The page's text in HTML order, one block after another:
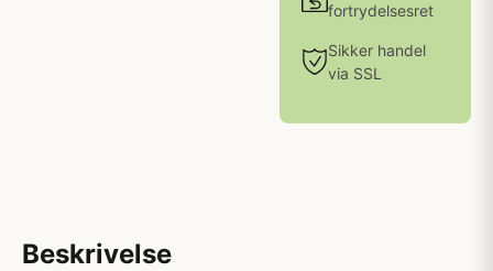
fortrydelsesret
Sikker handel
via SSL
Beskrivelse